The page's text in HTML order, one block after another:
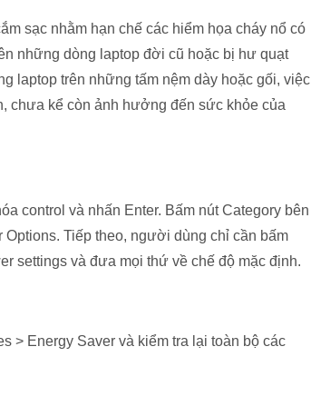
sạc nhằm hạn chế các hiểm họa cháy nổ có
những dòng laptop đời cũ hoặc bị hư quạt
laptop trên những tấm nệm dày hoặc gối, việc
chưa kể còn ảnh hưởng đến sức khỏe của
control và nhấn Enter. Bấm nút Category bên
Tiếp theo, người dùng chỉ cần bấm
settings và đưa mọi thứ về chế độ mặc định.
> Energy Saver và kiểm tra lại toàn bộ các